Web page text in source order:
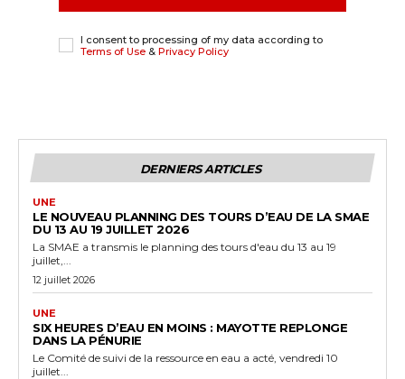
I consent to processing of my data according to
Terms of Use & Privacy Policy
DERNIERS ARTICLES
UNE
LE NOUVEAU PLANNING DES TOURS D’EAU DE LA SMAE
DU 13 AU 19 JUILLET 2026
La SMAE a transmis le planning des tours d'eau du 13 au 19
juillet,...
12 juillet 2026
UNE
SIX HEURES D’EAU EN MOINS : MAYOTTE REPLONGE
DANS LA PÉNURIE
Le Comité de suivi de la ressource en eau a acté, vendredi 10
juillet...